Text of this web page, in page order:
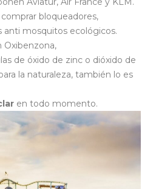
comprar bloqueadores,
anti mosquitos ecológicos.
Oxibenzona,
de óxido de zinc o dióxido de
la naturaleza, también lo es
en todo momento.